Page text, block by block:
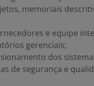
memoriais
e equipe
gerenciais;
dos
de segurança e